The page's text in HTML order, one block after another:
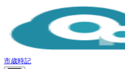
市歳時記